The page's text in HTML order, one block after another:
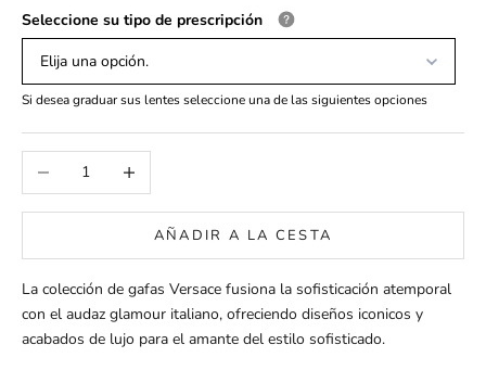
Seleccione su tipo de prescripción
Elija una opción.
Si desea graduar sus lentes seleccione una de las siguientes opciones
Reducir cantidadAumentar cantidad
AÑADIR A LA CESTA
La colección de gafas Versace fusiona la sofisticación atemporal
con el audaz glamour italiano, ofreciendo diseños iconicos y
acabados de lujo para el amante del estilo sofisticado.